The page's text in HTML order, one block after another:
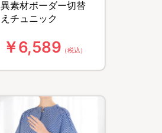
異素材ボーダー切替
えチュニック
￥6,589 （税込）